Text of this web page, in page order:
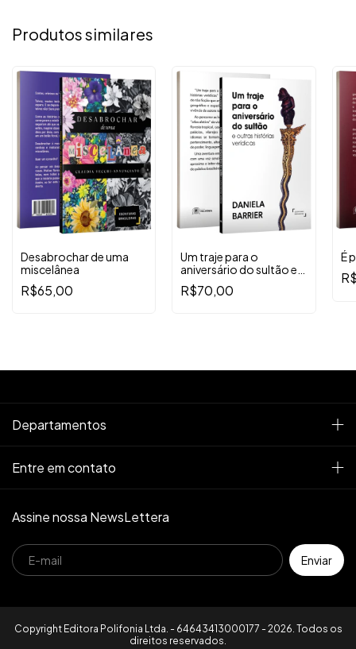
Produtos similares
Desabrochar de uma
miscelânea
R$65,00
Um traje para o
aniversário do sultão e
outras histórias
verídicas
R$70,00
É
Departamentos
Entre em contato
Assine nossa NewsLettera
Copyright Editora Polifonia Ltda. - 64643413000177 - 2026. Todos os
direitos reservados.